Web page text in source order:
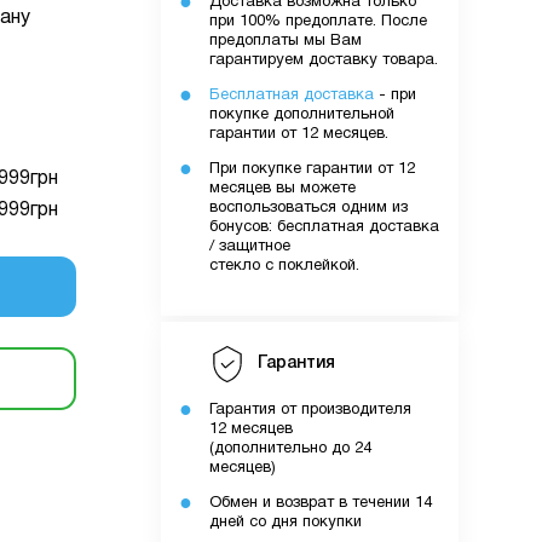
грн
грн
вами
вами
при 100% предоплате. После
предоплаты мы Вам
гарантируем доставку товара.
Бесплатная доставка - при
покупке дополнительной
гарантии от 12 месяцев.
При покупке гарантии от 12
месяцев вы можете
воспользоваться одним из
бонусов: бесплатная доставка
/ защитное
стекло с поклейкой.
Гарантия
Гарантия от производителя
12 месяцев
(дополнительно до 24
месяцев)
Обмен и возврат в течении 14
дней со дня покупки